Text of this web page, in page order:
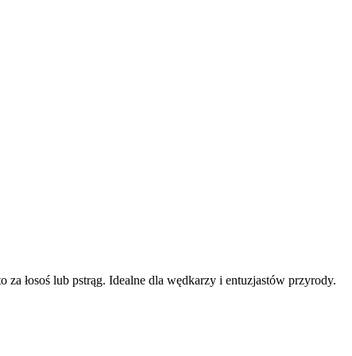
łosoś lub pstrąg. Idealne dla wędkarzy i entuzjastów przyrody.